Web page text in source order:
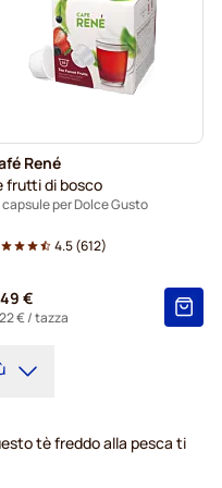
René
frutti di bosco
capsule per Dolce Gusto
4.5(612)
€
€/ tazza
tè freddo alla pesca ti